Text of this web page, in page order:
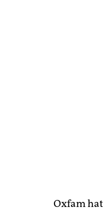
Oxfam